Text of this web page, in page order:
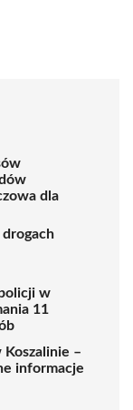
dla
w
11
Koszalinie –
informacje